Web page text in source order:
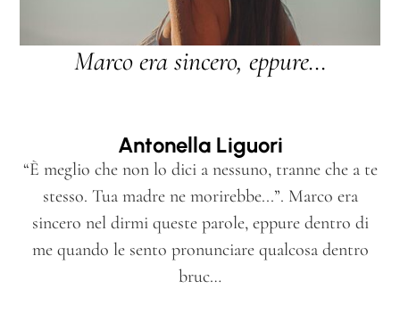
Marco era sincero, eppure…
Antonella Liguori
“È meglio che non lo dici a nessuno, tranne che a te
stesso. Tua madre ne morirebbe...”. Marco era
sincero nel dirmi queste parole, eppure dentro di
me quando le sento pronunciare qualcosa dentro
bruc…